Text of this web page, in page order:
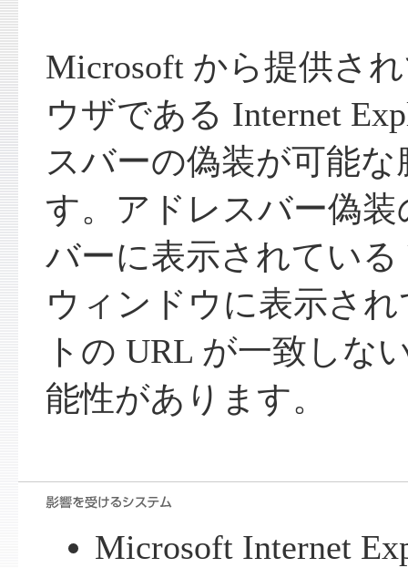
Microsoft から提供さ
ウザである Internet
スバーの偽装が可能
す。アドレスバー偽
バーに表示されてい
ウィンドウに表示さ
トの URL が一致しな
能性があります。
Microsoft Internet